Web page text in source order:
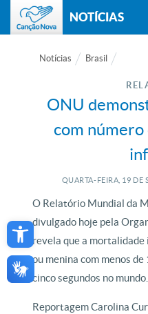
Open toolbar
NOTÍCIAS
Notícias Brasil
ONU
com
QUARTA-FEIRA, 19 DE
O Relatório Mundial da
divulgado hoje pela
revela que a mortalidade
ou menina com menos
cinco segundos no mundo.
Reportagem Carolina